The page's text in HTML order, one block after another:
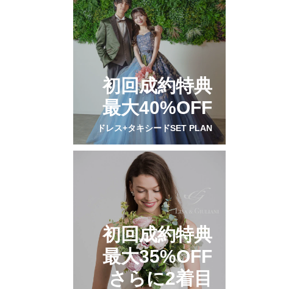
初回成約特典
最大40%OFF
ドレス+タキシードSET PLAN
初回成約特典
最大35%OFF
さらに2着目